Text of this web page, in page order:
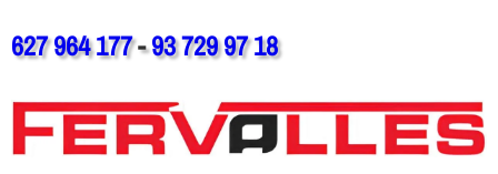
627 964 177-93 729 97 18